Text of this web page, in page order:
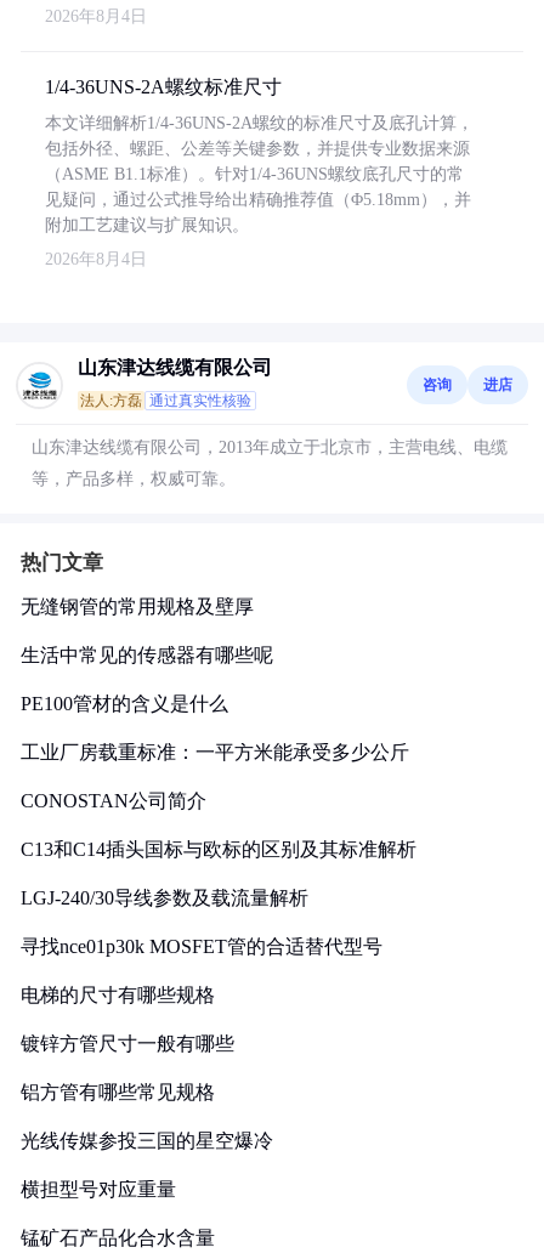
2026年8月4日
1/4-36UNS-2A螺纹标准尺寸
本文详细解析1/4-36UNS-2A螺纹的标准尺寸及底孔计算，
包括外径、螺距、公差等关键参数，并提供专业数据来源
（ASME B1.1标准）。针对1/4-36UNS螺纹底孔尺寸的常
见疑问，通过公式推导给出精确推荐值（Φ5.18mm），并
附加工艺建议与扩展知识。
2026年8月4日
山东津达线缆有限公司
法人:方磊 通过真实性核验
咨询 进店
山东津达线缆有限公司，2013年成立于北京市，主营电线、电缆
等，产品多样，权威可靠。
热门文章
无缝钢管的常用规格及壁厚
生活中常见的传感器有哪些呢
PE100管材的含义是什么
工业厂房载重标准：一平方米能承受多少公斤
CONOSTAN公司简介
C13和C14插头国标与欧标的区别及其标准解析
LGJ-240/30导线参数及载流量解析
寻找nce01p30k MOSFET管的合适替代型号
电梯的尺寸有哪些规格
镀锌方管尺寸一般有哪些
铝方管有哪些常见规格
光线传媒参投三国的星空爆冷
横担型号对应重量
锰矿石产品化合水含量